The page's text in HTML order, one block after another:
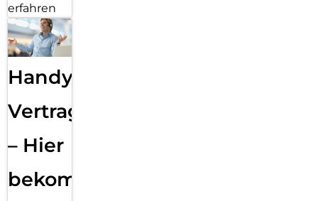
erfahren
Handy
Vertragsabwicklung
– Hier
bekommst